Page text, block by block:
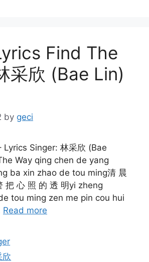
Find The
采欣 (Bae Lin)
by geci
Lyrics Singer: 林采欣 (Bae
Way qing chen de yang
ba xin zhao de tou ming清 晨
把 心 照 的 透 明yi zheng
tou ming zen me pin cou hui
Read more
欣